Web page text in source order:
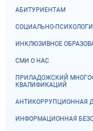
АБИТУРИЕНТАМ
СОЦИАЛЬНО-
ИНКЛЮЗИВНОЕ
СМИ О НАС
ПРИЛАДОЖСКИЙ
КВАЛИФИКАЦИЙ
АНТИКОРРУПЦИОННАЯ
ИНФОРМАЦИОННАЯ